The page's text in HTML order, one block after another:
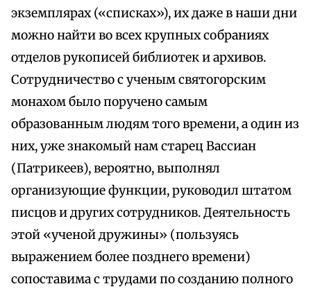
экземплярах («списках»), их даже в наши дни
можно найти во всех крупных собраниях
отделов рукописей библиотек и архивов.
Сотрудничество с ученым святогорским
монахом было поручено самым
образованным людям того времени, а один из
них, уже знакомый нам старец Вассиан
(Патрикеев), вероятно, выполнял
организующие функции, руководил штатом
писцов и других сотрудников. Деятельность
этой «ученой дружины» (пользуясь
выражением более позднего времени)
сопоставима с трудами по созданию полного